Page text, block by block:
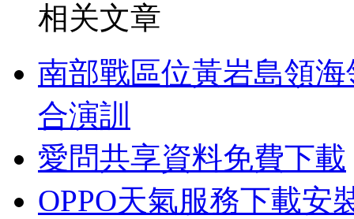
相关文章
南部戰區位黃岩島領
合演訓
愛問共享資料免費下載
OPPO天氣服務下載安